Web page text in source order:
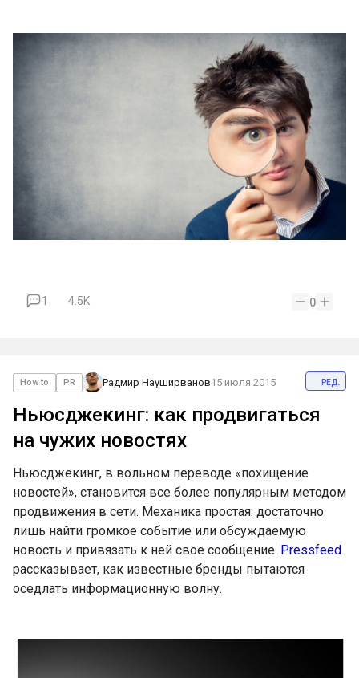
1 4.5K 0
How to PR Радмир Науширванов15 июля 2015 ред.
Ньюсджекинг: как продвигаться
на чужих новостях
Ньюсджекинг, в вольном переводе «похищение
новостей», становится все более популярным методом
продвижения в сети. Механика простая: достаточно
лишь найти громкое событие или обсуждаемую
новость и привязать к ней свое сообщение. Pressfeed
рассказывает, как известные бренды пытаются
оседлать информационную волну.